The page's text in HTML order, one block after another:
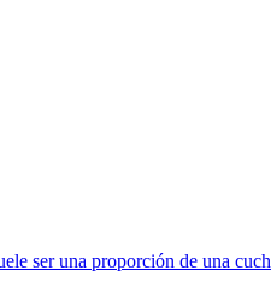
ser una proporción de una